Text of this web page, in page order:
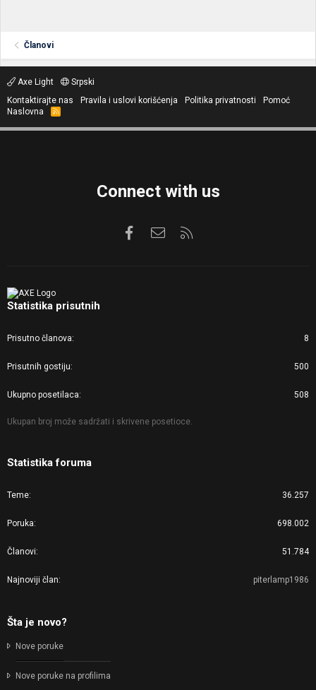
Članovi
Axe Light
Srpski
Kontaktirajte nas
Pravila i uslovi korišćenja Politika privatnosti
Pomoć
Naslovna
R
S
Connect with us
FacebookKontaktirajte nas
Statistika prisutnih
Prisutno članova 8
Prisutnih gostiju 500
Ukupno posetilaca 508
Ukupan broj može sadržati i skrivene posetioce.
Statistika foruma
Teme 36.257
Poruka 698.002
Članovi 51.784
Najnoviji član piterlamp1986
Šta je novo?
Nove poruke
Nove poruke na profilima